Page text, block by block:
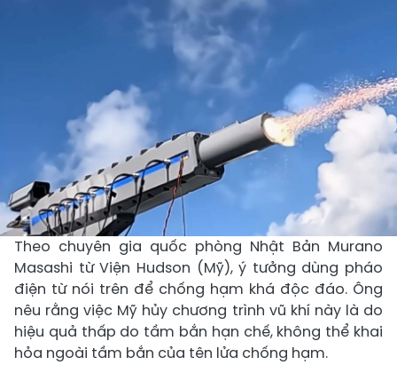
Theo chuyên gia quốc phòng Nhật Bản Murano
Masashi từ Viện Hudson (Mỹ), ý tưởng dùng pháo
điện từ nói trên để chống hạm khá độc đáo. Ông
nêu rằng việc Mỹ hủy chương trình vũ khí này là do
hiệu quả thấp do tầm bắn hạn chế, không thể khai
hỏa ngoài tầm bắn của tên lửa chống hạm.